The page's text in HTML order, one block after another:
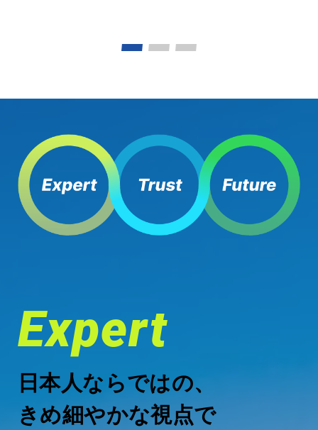
Expert
日本人ならではの、
きめ細やかな視点で